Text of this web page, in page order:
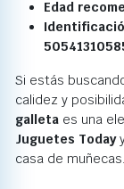
Edad
Si estás
calidez y
galleta es una
Juguetes Today
casa de muñecas.